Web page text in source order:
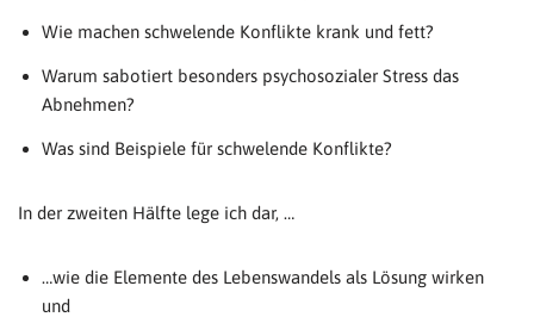
Wie machen schwelende Konflikte krank und fett?
Warum sabotiert besonders psychosozialer Stress das
Abnehmen?
Was sind Beispiele für schwelende Konflikte?
In der zweiten Hälfte lege ich dar, …
…wie die Elemente des Lebenswandels als Lösung wirken
und